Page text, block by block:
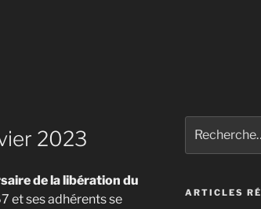
2023
de la libération du
et ses adhérents se
pour
:
ARTICLES